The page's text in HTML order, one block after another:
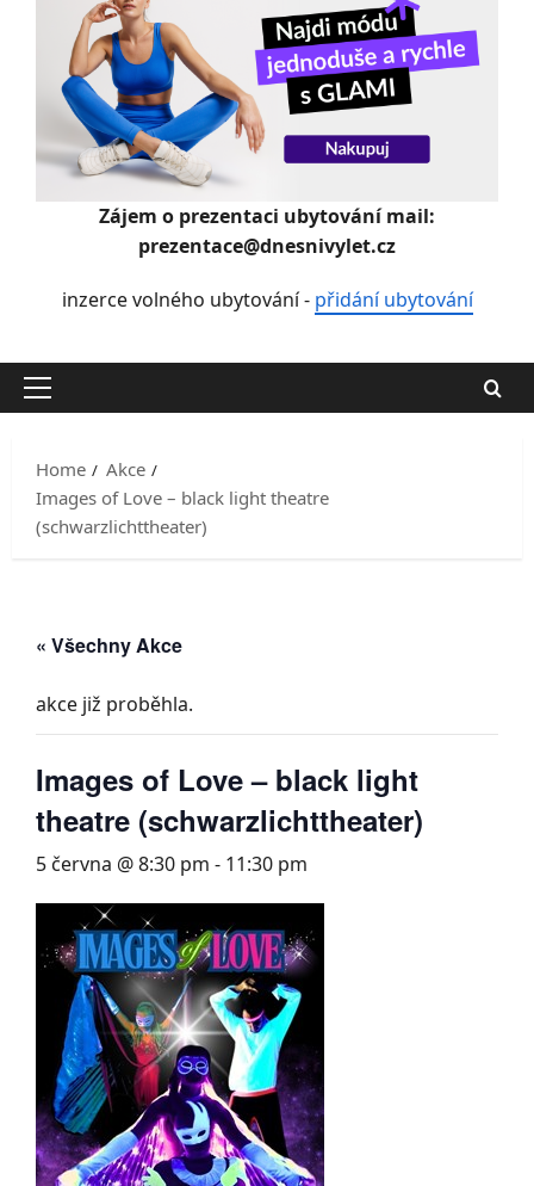
Zájem o prezentaci ubytování mail:
prezentace@dnesnivylet.cz
inzerce volného ubytování - přidání ubytování
Primary
Home
Akce
Images of Love – black light theatre
(schwarzlichttheater)
« Všechny Akce
akce již proběhla.
Images of Love – black light
theatre (schwarzlichttheater)
5 června @ 8:30 pm - 11:30 pm